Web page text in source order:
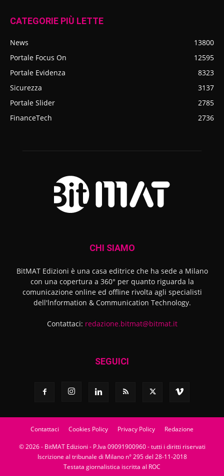
CATEGORIE PIÙ LETTE
News
13800
Portale Focus On
12595
Portale Evidenza
8323
Sicurezza
3137
Portale Slider
2785
FinanceTech
2736
CHI SIAMO
BitMAT Edizioni è una casa editrice che ha sede a Milano
con una copertura a 360° per quanto riguarda la
comunicazione online ed offline rivolta agli specialisti
dell'lnformation & Communication Technology.
Contattaci: redazione.bitmat@bitmat.it
SEGUICI
Contattaci Cookies Policy Privacy Policy Redazione
© 2026 - BitMAT Edizioni - P.Iva 09091900960 - tutti i diritti riservati
Iscrizione al tribunale di Milano n° 295 del 28-11-2018
Testata giornalistica iscritta al ROC